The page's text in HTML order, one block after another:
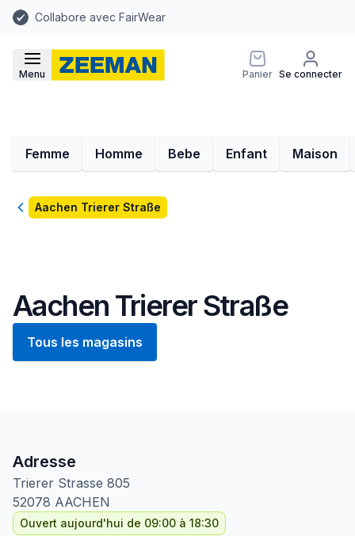
Collabore avec FairWear
Menu Panier Se connecter
Femme Homme Bebe Enfant Maison
RetourAachen Trierer Straße
Aachen Trierer Straße
Tous les magasins
Adresse
Trierer Strasse 805
52078 AACHEN
Ouvert aujourd'hui de 09:00 à 18:30